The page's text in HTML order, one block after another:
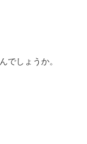
でしょうか。